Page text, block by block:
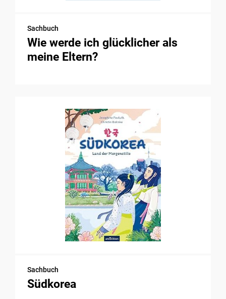
Sachbuch
Wie werde ich glücklicher als
meine Eltern?
Sachbuch
Südkorea